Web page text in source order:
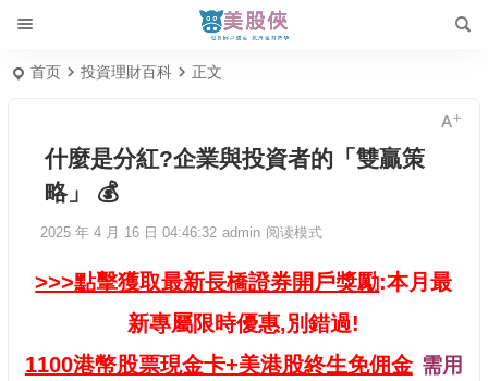
首页 投資理財百科 正文
什麼是分紅?企業與投資者的「雙贏策
略」 💰
2025 年 4 月 16 日 04:46:32 admin 阅读模式
>>>點擊獲取最新長橋證券開戶獎勵:本月最
新專屬限時優惠,別錯過!
1100港幣股票現金卡+美港股終生免佣金 需用